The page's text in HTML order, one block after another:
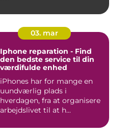
03. mar
Iphone reparation - Find
den bedste service til din
værdifulde enhed
iPhones har for mange en
uundværlig plads i
hverdagen, fra at organisere
arbejdslivet til at h...